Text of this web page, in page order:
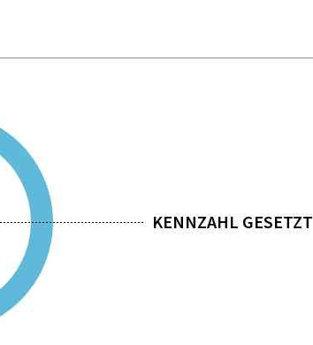
KENNZAHL GESETZT